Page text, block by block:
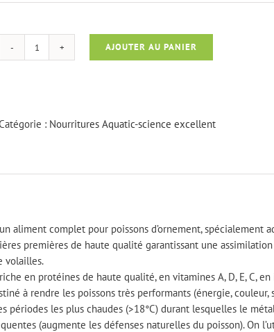
quantité
excellent
AJOUTER AU PANIER
: Nourritures Aquatic-science excellent
aliment complet pour poissons d’ornement, spécialement
premières de haute qualité garantissant une
volailles.
en protéines de haute qualité, en vitamines A, D, E, C,
à rendre les poissons très performants (énergie,
périodes les plus chaudes (>18°C) durant lesquelles le
(augmente les défenses naturelles du poisson). On